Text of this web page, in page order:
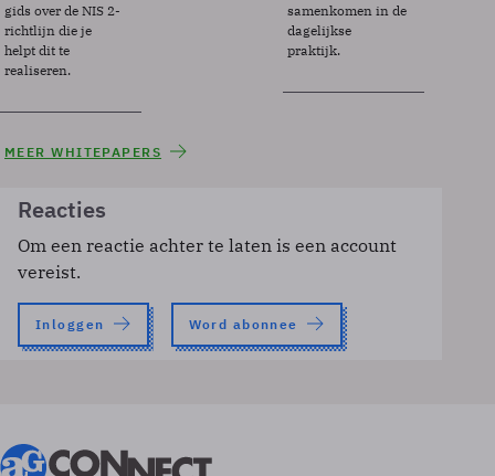
gids over de NIS 2-
richtlijn die je
helpt dit te
realiseren.
samenkomen in de
dagelijkse
praktijk.
MEER WHITEPAPERS
Reacties
Om een reactie achter te laten is een account
vereist.
Inloggen Word abonnee